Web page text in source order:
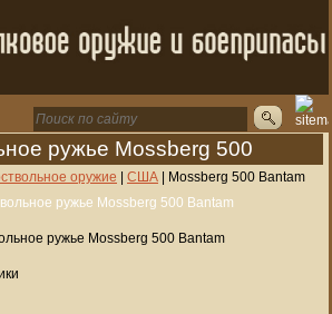
ружье Mossberg 500
оружие | США | Mossberg 500 Bantam
ружье Mossberg 500 Bantam